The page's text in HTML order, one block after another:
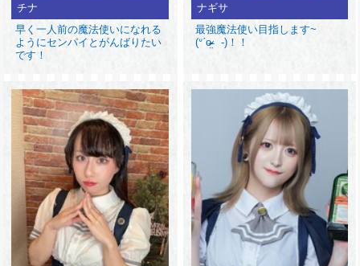
チナ
早く一人前の魔法使いになれる
ようにセンパイとがんばりたい
です！
ナギサ
最強魔法使い目指します~
(ᐡˊo̴̶̷̤ -)！！